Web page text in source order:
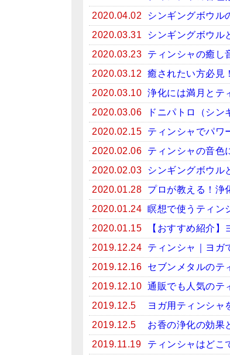
2020.04.02
シンギングボウル
2020.03.31
シンギングボウル
2020.03.23
ティンシャの癒し
2020.03.12
癒されたい方必見
2020.03.10 浄化には満月とテ
2020.03.06
ドニパトロ（シン
2020.02.15
ティンシャでパワ
2020.02.06
ティンシャの音色
2020.02.03
シンギングボウル
2020.01.28
プロが教える！浄
2020.01.24 瞑想で使うティン
2020.01.15
【おすすめ紹介
2019.12.24
ティンシャ｜ヨガ
2019.12.16
セブンメタルのテ
2019.12.10 通販でも人気のテ
2019.12.5
ヨガ用ティンシャ
2019.12.5
お香の浄化の効果
2019.11.19
ティンシャはどこ